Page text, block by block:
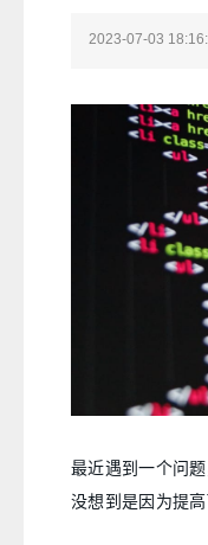
2023-07-03
最近遇到一个问
没想到是因为提